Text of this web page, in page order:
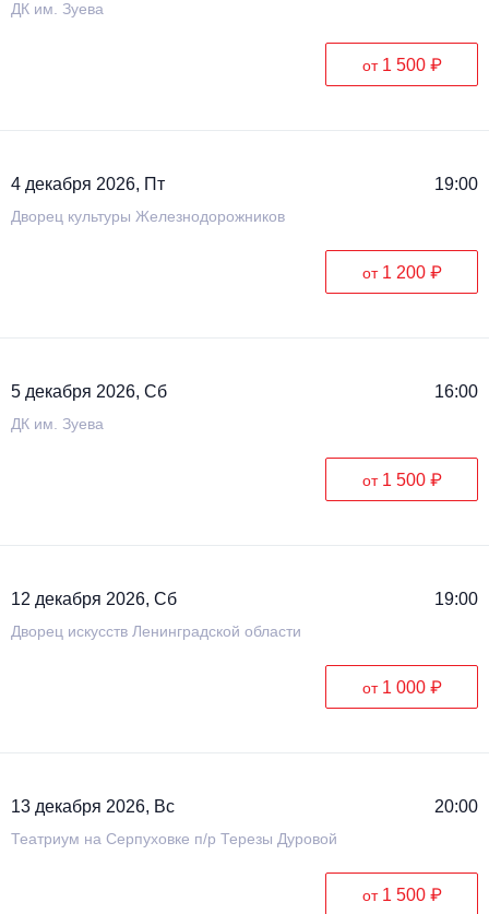
ДК им. Зуева
от 1 500 ₽
4 декабря 2026, Пт 19:00
Дворец культуры Железнодорожников
от 1 200 ₽
5 декабря 2026, Сб 16:00
ДК им. Зуева
от 1 500 ₽
12 декабря 2026, Сб 19:00
Дворец искусств Ленинградской области
от 1 000 ₽
13 декабря 2026, Вс 20:00
Театриум на Серпуховке п/р Терезы Дуровой
от 1 500 ₽